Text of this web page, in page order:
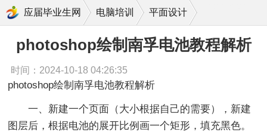
应届毕业生网 电脑培训 平面设计
photoshop绘制南孚电池教程解析
时间：2024-10-18 04:26:35
photoshop绘制南孚电池教程解析
一、新建一个页面（大小根据自己的需要），新建
图层后，根据电池的展开比例画一个矩形，填充黑色。